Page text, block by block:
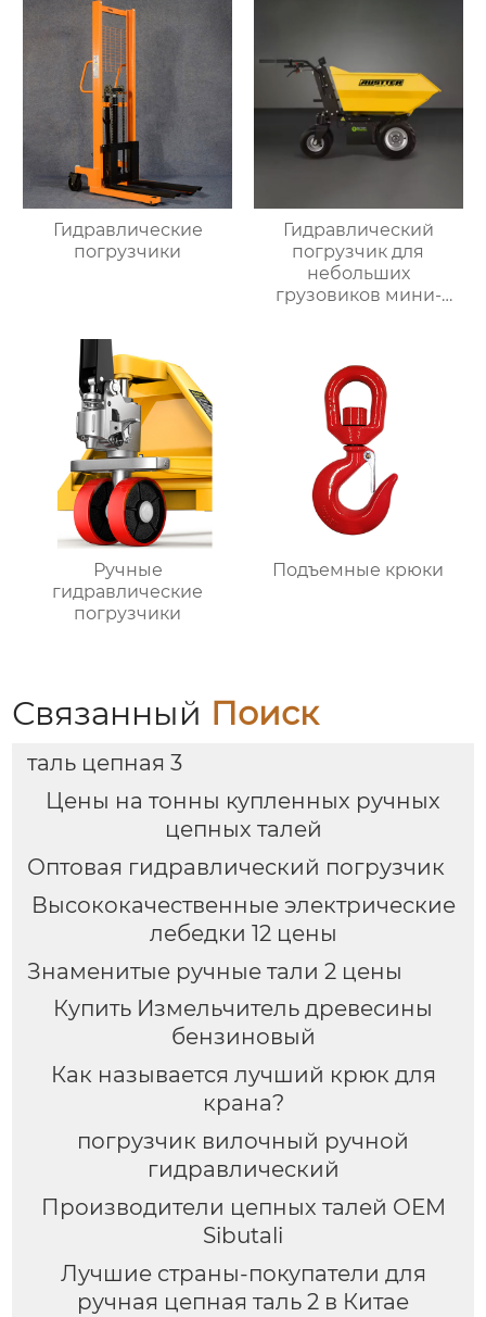
Гидравлические
погрузчики
Гидравлический
погрузчик для
небольших
грузовиков мини-
Ручные
гидравлические
погрузчики
Подъемные крюки
Связанный Поиск
таль цепная 3
Цены на тонны купленных ручных
цепных талей
Оптовая гидравлический погрузчик
Высококачественные электрические
лебедки 12 цены
Знаменитые ручные тали 2 цены
Купить Измельчитель древесины
бензиновый
Как называется лучший крюк для
крана?
погрузчик вилочный ручной
гидравлический
Производители цепных талей OEM
Sibutali
Лучшие страны-покупатели для
ручная цепная таль 2 в Китае